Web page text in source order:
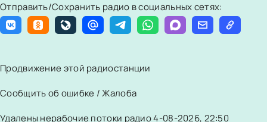
Отправить/Сохранить радио в социальных сетях:
Продвижение этой радиостанции
Сообщить об ошибке / Жалоба
Удалены нерабочие потоки радио 4-08-2026, 22:50